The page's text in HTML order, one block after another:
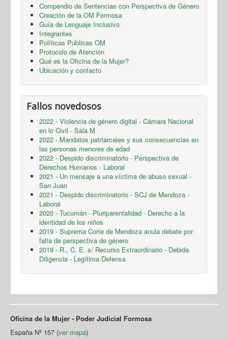
Compendio de Sentencias con Perspectiva de Género
Creación de la OM Formosa
Guía de Lenguaje Inclusivo
Integrantes
Políticas Públicas OM
Protocolo de Atención
Qué es la Oficina de la Mujer?
Ubicación y contacto
Fallos novedosos
2022 - Violencia de género digital - Cámara Nacional
en lo Civil - Sala M
2022 - Mandatos patriarcales y sus consecuencias en
las personas menores de edad
2022 - Despido discriminatorio - Perspectiva de
Derechos Humanos - Laboral
2021 - Un mensaje a una víctima de abuso sexual -
San Juan
2021 - Despido discriminatorio - SCJ de Mendoza -
Laboral
2020 - Tucumán - Pluriparentalidad - Derecho a la
identidad de los niños
2019 - Suprema Corte de Mendoza anula debate por
falta de perspectiva de género
2019 - R., C. E. s/ Recurso Extraordinario - Debida
Diligencia - Legítima Defensa
Oficina de la Mujer - Poder Judicial Formosa
España Nº 157 (ver mapa)